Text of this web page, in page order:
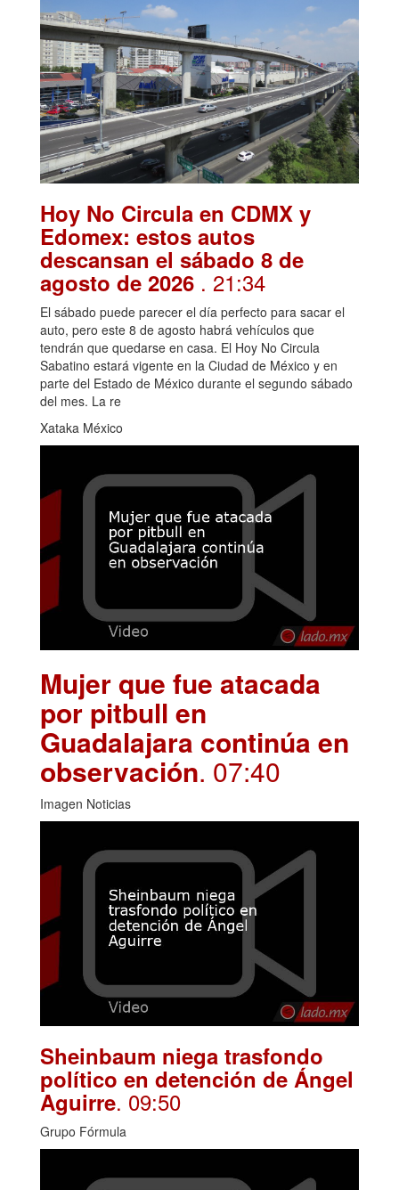
Hoy No Circula en CDMX y
Edomex: estos autos
descansan el sábado 8 de
agosto de 2026 . 21:34
El sábado puede parecer el día perfecto para sacar el
auto, pero este 8 de agosto habrá vehículos que
tendrán que quedarse en casa. El Hoy No Circula
Sabatino estará vigente en la Ciudad de México y en
parte del Estado de México durante el segundo sábado
del mes. La re
Xataka México
Mujer que fue atacada
por pitbull en
Guadalajara continúa en
observación. 07:40
Imagen Noticias
Sheinbaum niega trasfondo
político en detención de Ángel
Aguirre. 09:50
Grupo Fórmula